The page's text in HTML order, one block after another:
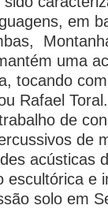
em
uma
tocando
Rafael
de
de
acústicas
escultórica e
solo em